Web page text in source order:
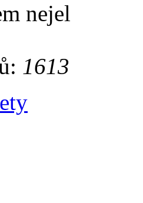
nejel
1613